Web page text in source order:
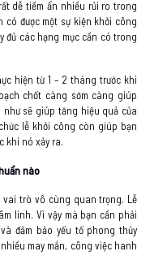
dễ tiềm ẩn nhiều rủi ro trong
có được một sự kiện khởi công
đủ các hạng mục cần có trong
hiện từ 1 – 2 tháng trước khi
chốt càng sớm càng giúp
sẽ giúp tăng hiệu quả của
lễ khởi công còn giúp bạn
khi nó xảy ra.
nào
trò vô cùng quan trọng. Lễ
linh. Vì vậy mà bạn cần phải
đảm bảo yếu tố phong thủy
may mắn, công việc hanh